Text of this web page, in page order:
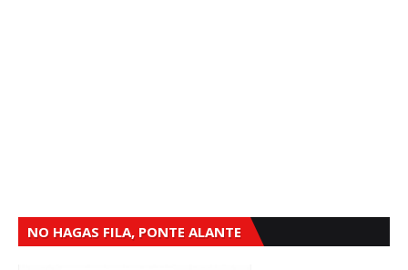
NO HAGAS FILA, PONTE ALANTE